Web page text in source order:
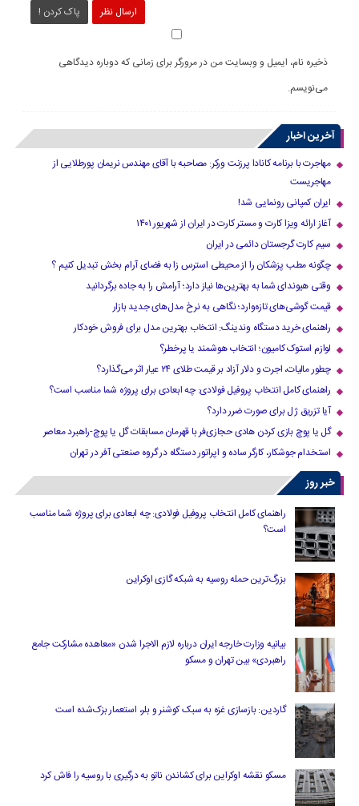
ارسال نظر پاک کردن !
ذخیره نام، ایمیل و وبسایت من در مرورگر برای زمانی که دوباره دیدگاهی
می‌نویسم.
آخرین اخبار
مهاجرت با برنامه کانادا پرزنت ورکر: مصاحبه با آقای مهندس نریمان پورطلایی از
مهاجریست
ایران کمپانی رونمایی شد!
آغاز ارائه ویزا کارت و مستر کارت در ایران از شهریور ۱۴۰۱
سیم کارت گرجستان دائمی در ایران
چگونه مطب پزشکان را از محیطی استرس زا به فضای آرام بخش تبدیل کنیم ؟
وقتی هیوندای شما به بهترین‌ها نیاز دارد؛ آرامش را به جاده برگردانید
قیمت گوشی‌های تازه‌وارد؛ نگاهی به نرخ مدل‌های جدید بازار
راهنمای خرید دستگاه وندینگ: انتخاب بهترین مدل برای فروش خودکار
لوازم استوک کامیون؛ انتخاب هوشمند یا پرخطر؟
چطور مالیات، اجرت و دلار آزاد بر قیمت طلای ۲۴ عیار اثر می‌گذارد؟
راهنمای کامل انتخاب پروفیل فولادی: چه ابعادی برای پروژه شما مناسب است؟
آیا تزریق ژل برای صورت ضرر دارد​؟
گل یا پوچ بازی کردن هادی حجازی‌فر با قهرمان مسابقات گل یا پوچ-راهبرد معاصر
استخدام جوشکار، کارگر ساده و اپراتور دستگاه در گروه صنعتی آفر در تهران
خبر روز
راهنمای کامل انتخاب پروفیل فولادی: چه ابعادی برای پروژه شما مناسب
است؟
بزرگ‌ترین حمله روسیه به شبکه گازی اوکراین
بیانیه وزارت خارجه ایران درباره لازم‌ الاجرا شدن «معاهده مشارکت جامع
راهبردی» بین تهران و مسکو
گاردین: بازسازی غزه به سبک کوشنر و بلر، استعمار بزک‌شده است
مسکو نقشه اوکراین برای کشاندن ناتو به درگیری با روسیه را فاش کرد